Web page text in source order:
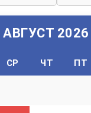
АВГУСТ 2026
СР ЧТ ПТ